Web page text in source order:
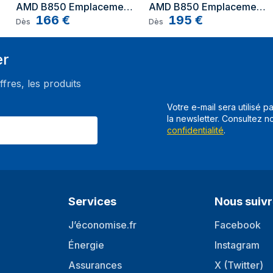
AMD Ryzen 8000
3e génération de M.2 PCI
Capacité de mémoire du BIOS
Technologie de Traitement en
Résolution maximale
AMD B850 Emplacement
AM5 ATX
Dès 166 €
AMD B850 Emplacement
AM5 micro ATX
Dès 195 €
les produits
Votre e-mail sera utilisé
la newsletter. Consultez
confidentialité.
Services
J’économise.fr
Énergie
Assurances
Nous
Facebook
Instagram
X (Twitter)